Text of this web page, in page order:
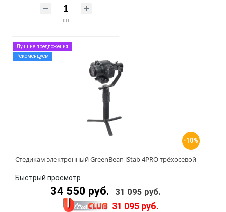
шт
-10%
Лучшие предложения
Рекомендуем
Стедикам электронный GreenBean iStab 4PRO трёхосевой
Быстрый просмотр
34 550 руб. 31 095 руб.
31 095 руб.